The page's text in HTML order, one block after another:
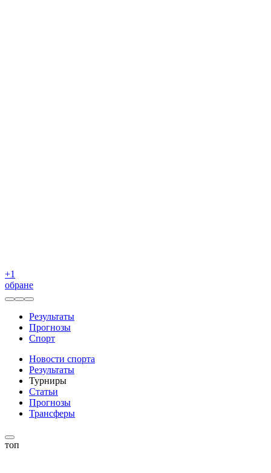
+1
обране
Результаты
Прогнозы
Спорт
Новости спорта
Результаты
Турниры
Статьи
Прогнозы
Трансферы
топ